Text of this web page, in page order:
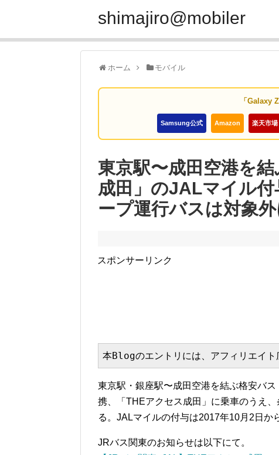
shimajiro@mobiler
ホーム モバイル
「Galaxy
Samsung公式 Amazon 楽天市場
東京駅〜成田空港を
成田」のJALマイル
ープ運行バスは対象
スポンサーリンク
本Blogのエントリには、アフィリエイト
東京駅・銀座駅〜成田空港を結ぶ格安バ
携、「THEアクセス成田」に乗車のうえ
る。JALマイルの付与は2017年10月2日か
JRバス関東のお知らせは以下にて。